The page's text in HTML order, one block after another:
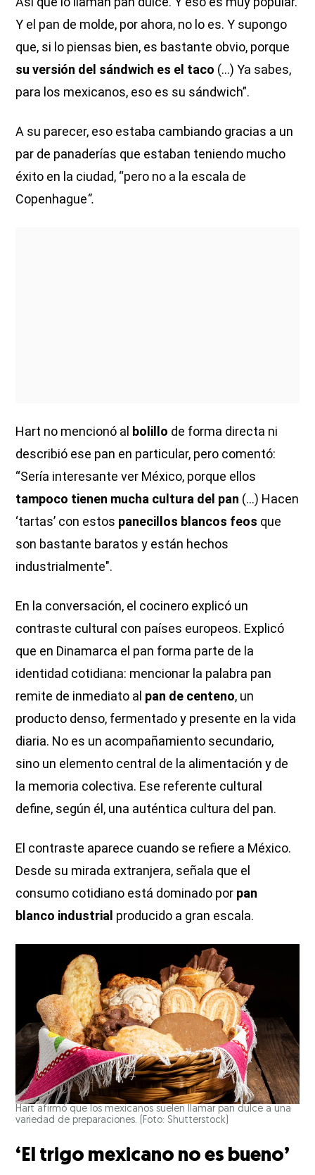
Y el pan de molde, por ahora, no lo es. Y supongo
que, si lo piensas bien, es bastante obvio, porque
su versión del sándwich es el taco (...) Ya sabes,
para los mexicanos, eso es su sándwich”.
A su parecer, eso estaba cambiando gracias a un
par de panaderías que estaban teniendo mucho
éxito en la ciudad, “pero no a la escala de
Copenhague“.
Hart no mencionó al bolillo de forma directa ni
describió ese pan en particular, pero comentó:
“Sería interesante ver México, porque ellos
tampoco tienen mucha cultura del pan (...) Hacen
‘tartas’ con estos panecillos blancos feos que
son bastante baratos y están hechos
industrialmente".
En la conversación, el cocinero explicó un
contraste cultural con países europeos. Explicó
que en Dinamarca el pan forma parte de la
identidad cotidiana: mencionar la palabra pan
remite de inmediato al pan de centeno, un
producto denso, fermentado y presente en la vida
diaria. No es un acompañamiento secundario,
sino un elemento central de la alimentación y de
la memoria colectiva. Ese referente cultural
define, según él, una auténtica cultura del pan.
El contraste aparece cuando se refiere a México.
Desde su mirada extranjera, señala que el
consumo cotidiano está dominado por pan
blanco industrial producido a gran escala.
Hart afirmó que los mexicanos suelen llamar pan dulce a una
variedad de preparaciones. (Foto: Shutterstock)
‘El trigo mexicano no es bueno’